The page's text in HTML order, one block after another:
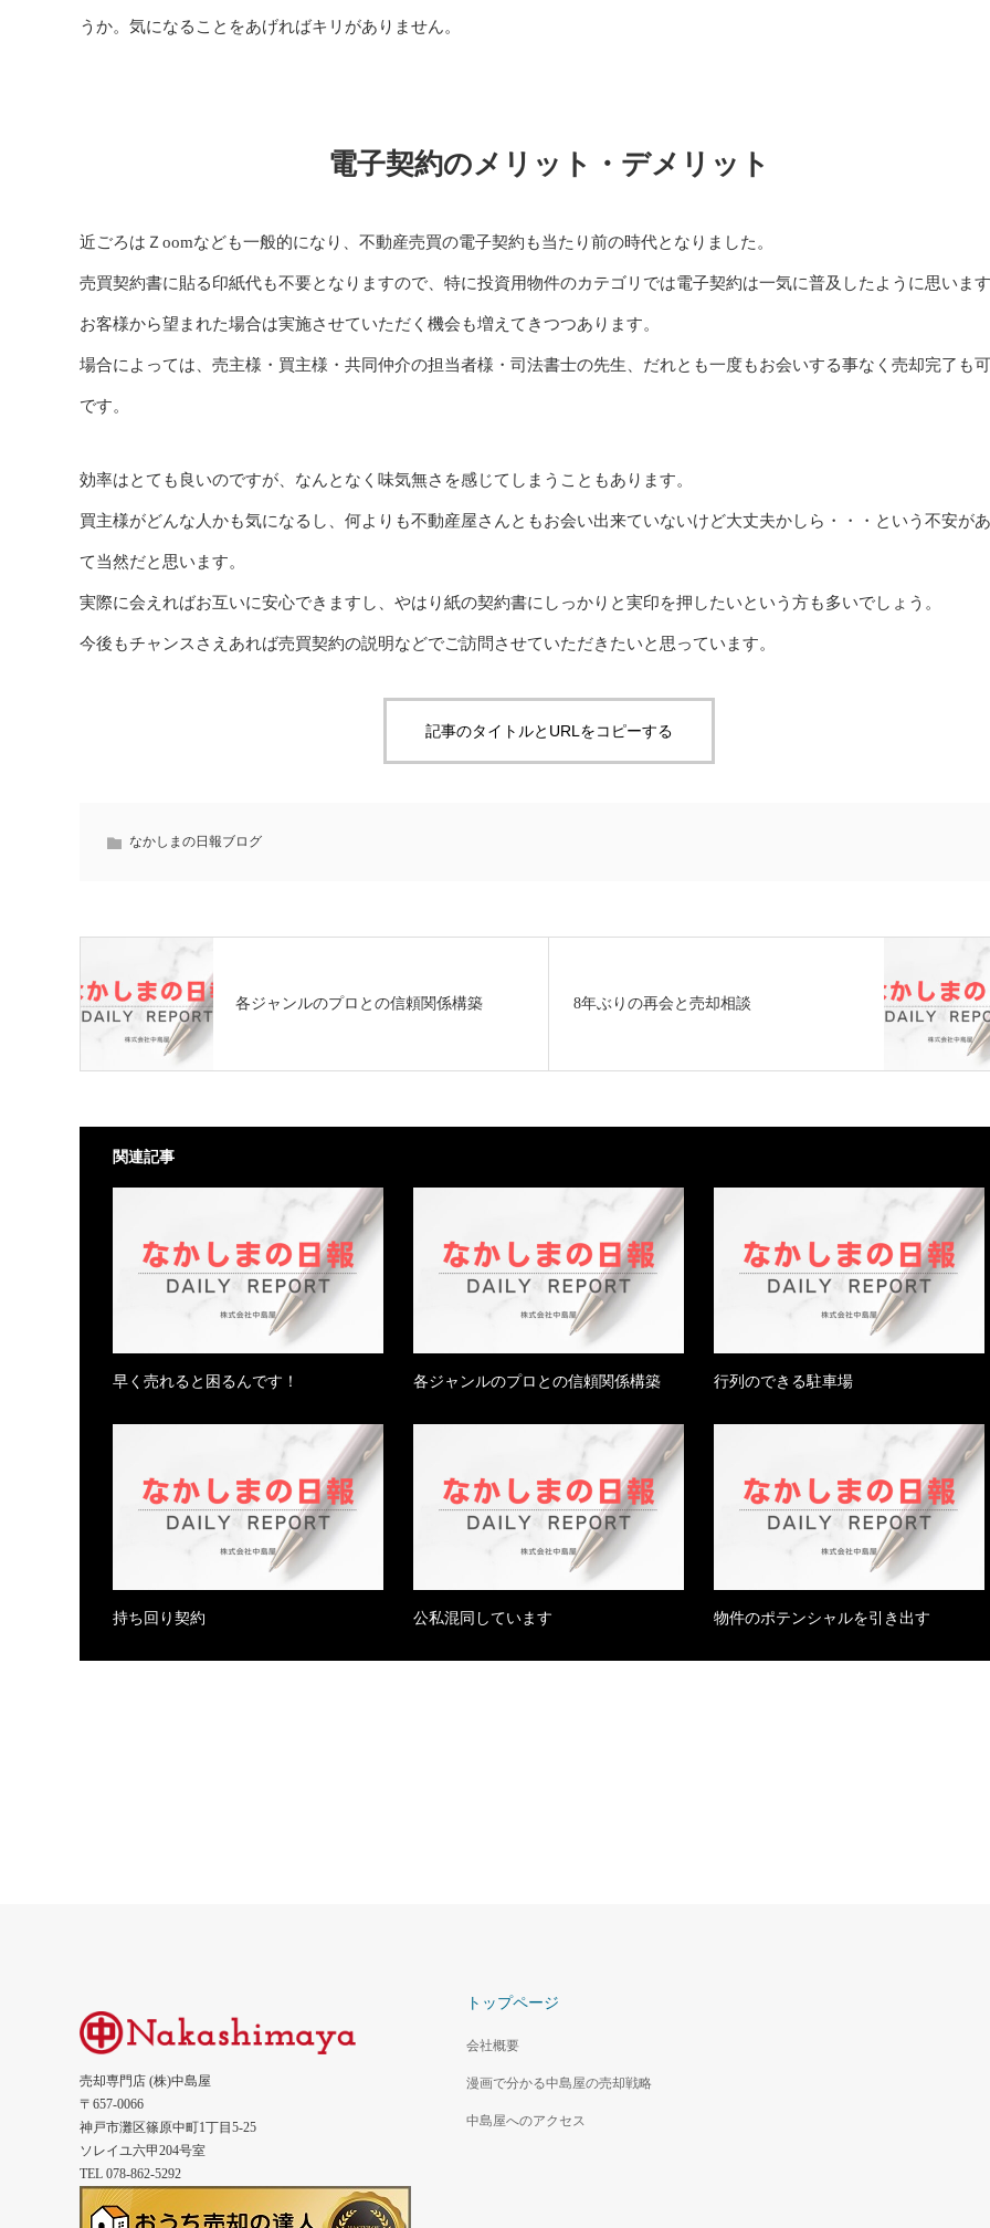
うか。気になることをあげればキリがありません。
電子契約のメリット・デメリット
近ごろはＺoomなども一般的になり、不動産売買の電子契約も当たり前の時代となりました。
売買契約書に貼る印紙代も不要となりますので、特に投資用物件のカテゴリでは電子契約は一気に普及したように思いま
お客様から望まれた場合は実施させていただく機会も増えてきつつあります。
場合によっては、売主様・買主様・共同仲介の担当者様・司法書士の先生、だれとも一度もお会いする事なく売却完了も
です。
効率はとても良いのですが、なんとなく味気無さを感じてしまうこともあります。
買主様がどんな人かも気になるし、何よりも不動産屋さんともお会い出来ていないけど大丈夫かしら・・・という不安が
て当然だと思います。
実際に会えればお互いに安心できますし、やはり紙の契約書にしっかりと実印を押したいという方も多いでしょう。
今後もチャンスさえあれば売買契約の説明などでご訪問させていただきたいと思っています。
記事のタイトルとURLをコピーする
なかしまの日報ブログ
各ジャンルのプロとの信頼関係構築 8年ぶりの再会と売却相談
関連記事
早く売れると困るんです！ 各ジャンルのプロとの信頼関係構築 行列のできる駐車場
持ち回り契約 公私混同しています 物件のポテンシャルを引き出す
トップページ
会社概要
漫画で分かる中島屋の売却戦略
中島屋へのアクセス
売却専門店 (株)中島屋
〒657-0066
神戸市灘区篠原中町1丁目5-25
ソレイユ六甲204号室
TEL 078-862-5292